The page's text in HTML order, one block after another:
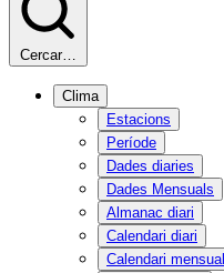
Cercar…
Clima
Estacions
Període
Dades diaries
Dades Mensuals
Almanac diari
Calendari diari
Calendari mensual